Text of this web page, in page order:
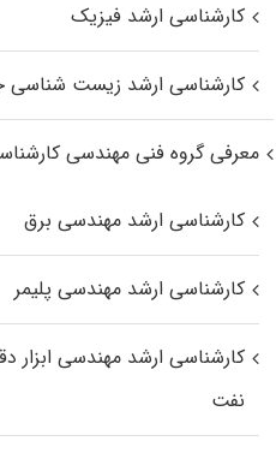
کارشناسی ارشد فیزیک
کارشناسی ارشد زیست‌ شناسی
معرفی گروه فنی مهندسی
کارشناسی ارشد مهندسی برق
کارشناسی ارشد مهندسی پلیمر
کارشناسی ارشد مهندسی ابزار
نفت